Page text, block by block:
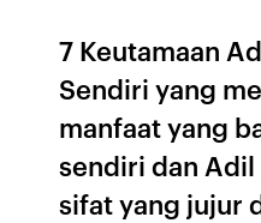
7 Keutamaan
Sendiri yang
manfaat yang
sendiri dan
sifat yang jujur